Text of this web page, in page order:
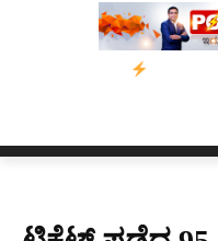
ಬೀರೇನ್ ಸಿಂಗ್ ಅವರ